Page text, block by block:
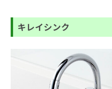
キレイシンク